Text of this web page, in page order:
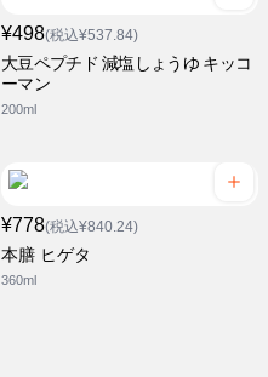
¥498(税込¥537.84)
大豆ペプチド 減塩しょうゆ キッコ
ーマン
200ml
¥778(税込¥840.24)
本膳 ヒゲタ
360ml